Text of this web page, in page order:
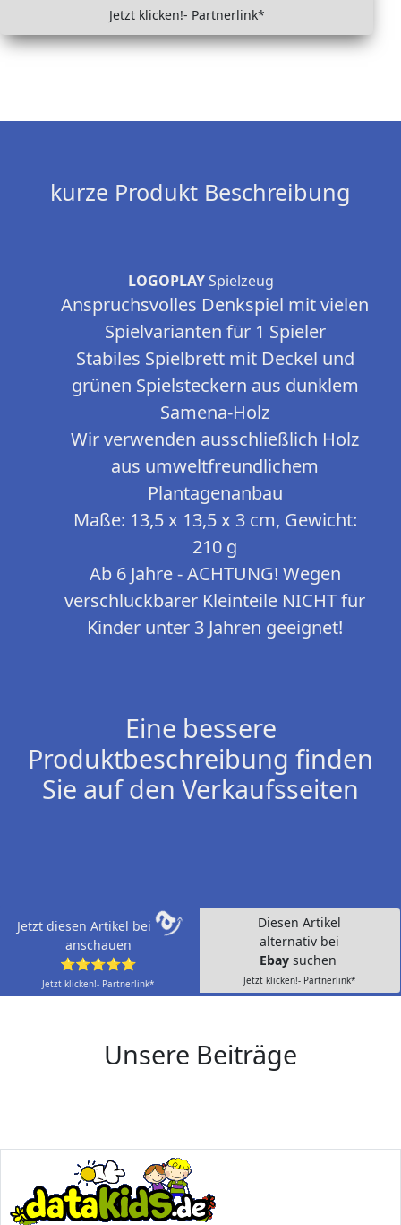
Jetzt klicken!- Partnerlink*
kurze Produkt Beschreibung
LOGOPLAYSpielzeug
Anspruchsvolles Denkspiel mit vielen
Spielvarianten für 1 Spieler
Stabiles Spielbrett mit Deckel und
grünen Spielsteckern aus dunklem
Samena-Holz
Wir verwenden ausschließlich Holz
aus umweltfreundlichem
Plantagenanbau
Maße: 13,5 x 13,5 x 3 cm, Gewicht:
210 g
Ab 6 Jahre - ACHTUNG! Wegen
verschluckbarer Kleinteile NICHT für
Kinder unter 3 Jahren geeignet!
Eine bessere
Produktbeschreibung finden
Sie auf den Verkaufsseiten
Jetzt diesen Artikel bei
anschauen
⭐⭐⭐⭐⭐
Jetzt klicken!- Partnerlink*
Diesen Artikel
alternativ bei
Ebay suchen
Jetzt klicken!- Partnerlink*
Unsere Beiträge